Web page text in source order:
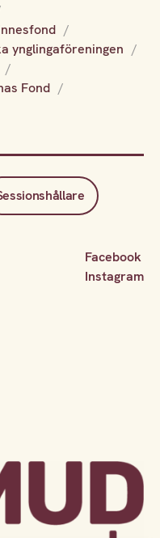
ynglingaföreningen
Fond
Facebook
Instagram